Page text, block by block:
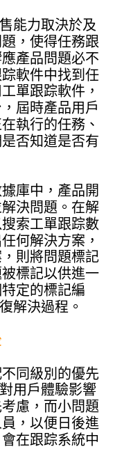
能力取決於及
，使得任務跟
產品問題必不
軟件中找到任
單跟踪軟件，
屆時產品用戶
執行的任務、
否知道是否有
庫中，產品開
決問題。在解
索工單跟踪數
何解決方案，
則將問題標記
標記以供進一
定的標記編
解決過程。
同級別的優先
對用戶體驗影響
慮，而小問題
，以便日後進
在跟踪系統中